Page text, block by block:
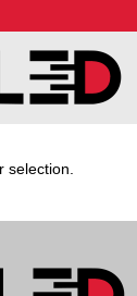
selection.